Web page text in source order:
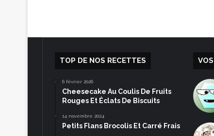
TOP DE NOS RECETTES
6 février 2026
Cheesecake Au Coulis De Fruits
Rouges Et Éclats De Biscuits
14 novembre 2024
Petits Flans Brocolis Et Carré Frais